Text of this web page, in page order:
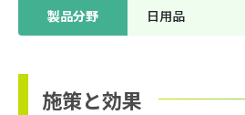
製品分野 日用品
施策と効果